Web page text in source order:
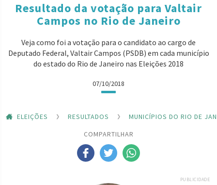
Resultado da votação para Valtair
Campos no Rio de Janeiro
Veja como foi a votação para o candidato ao cargo de
Deputado Federal, Valtair Campos (PSDB) em cada município
do estado do Rio de Janeiro nas Eleições 2018
07/10/2018
ELEIÇÕES RESULTADOS
MUNICÍPIOS DO RIO DE
COMPARTILHAR
PUBLICIDADE